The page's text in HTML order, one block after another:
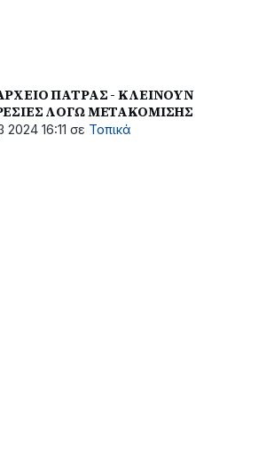
ΠΑΤΡΑΣ - ΚΛΕΙΝΟΥΝ
ΛΟΓΩ ΜΕΤΑΚΟΜΙΣΗΣ
2024 16:11 σε Τοπικά